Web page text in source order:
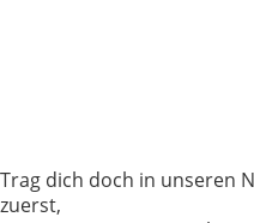
Trag dich doch in unseren
zuerst,